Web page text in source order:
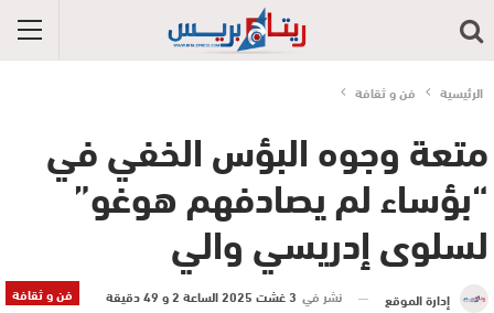
الرئيسية فن و ثقافة
متعة وجوه البؤس الخفي في
“بؤساء لم يصادفهم هوغو”
لسلوى إدريسي والي
فن و ثقافة إدارة الموقع نشر في 3 غشت 2025 الساعة 2 و 49 دقيقة